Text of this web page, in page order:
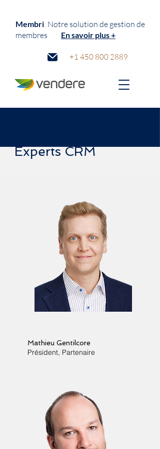
Membri: Notre solution de gestion de
membres En savoir plus +
+1 450 800 2889
Experts CRM
Mathieu Gentilcore
Président, Partenaire